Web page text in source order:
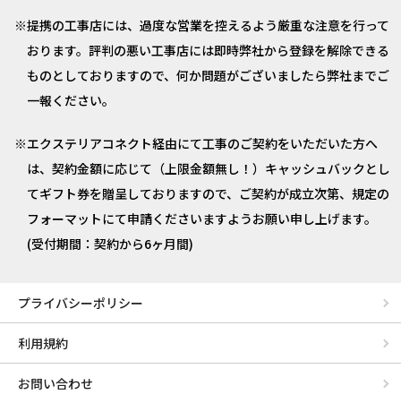
提携の工事店には、過度な営業を控えるよう厳重な注意を行って
おります。評判の悪い工事店には即時弊社から登録を解除できる
ものとしておりますので、何か問題がございましたら弊社までご
一報ください。
エクステリアコネクト経由にて工事のご契約をいただいた方へ
は、契約金額に応じて（上限金額無し！）キャッシュバックとし
てギフト券を贈呈しておりますので、ご契約が成立次第、規定の
フォーマットにて申請くださいますようお願い申し上げます。
(受付期間：契約から6ヶ月間)
プライバシーポリシー
利用規約
お問い合わせ